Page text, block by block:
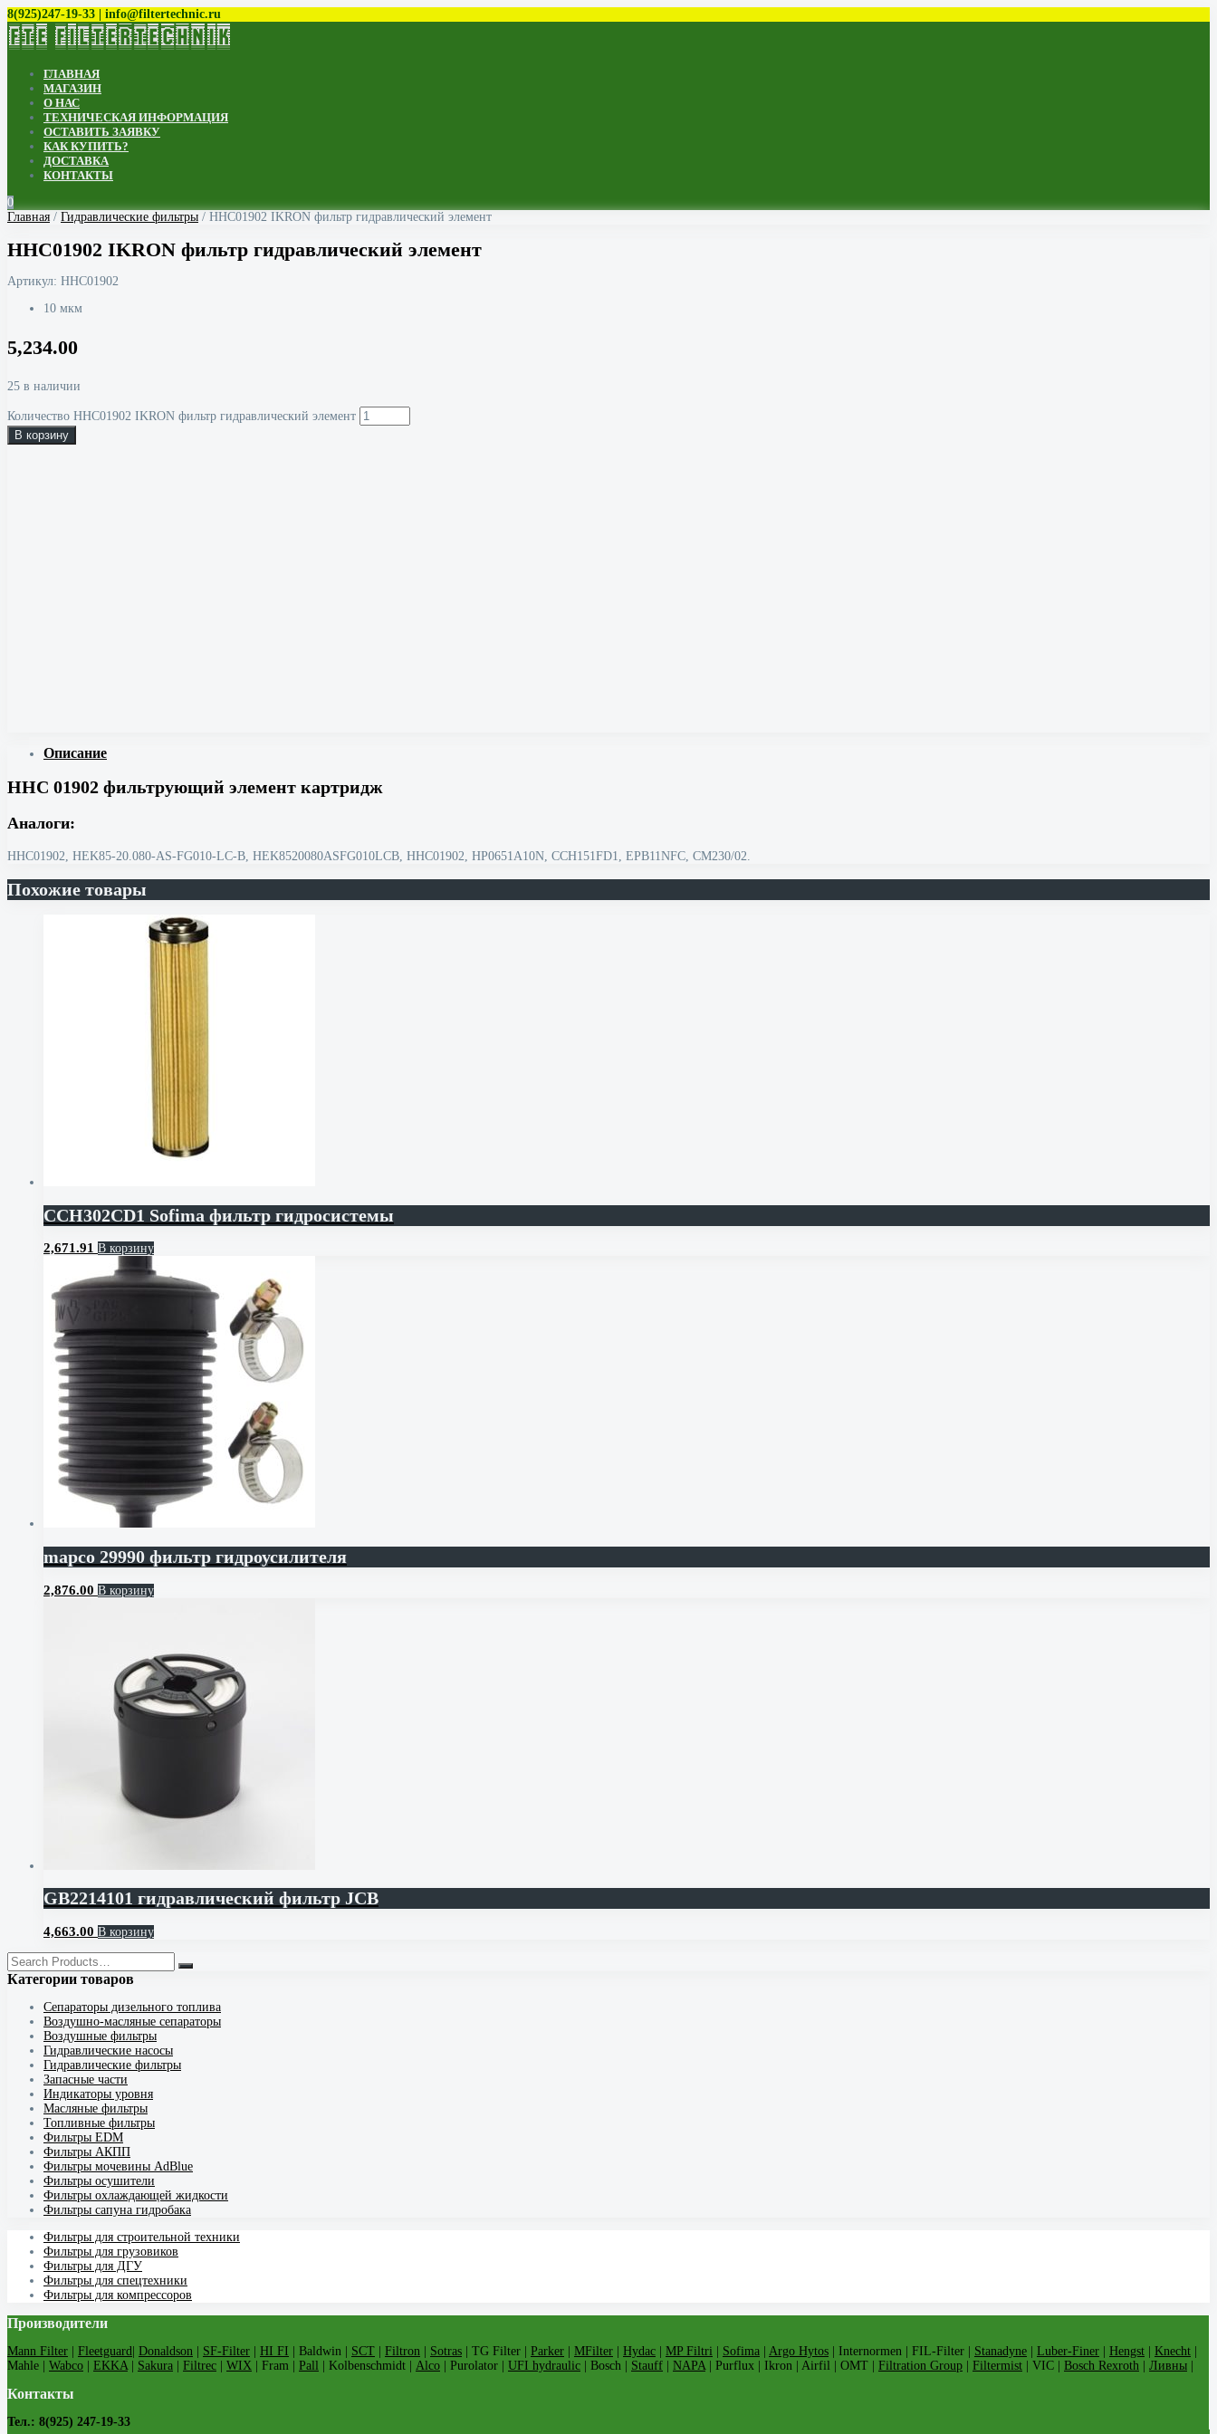
8(925)247-19-33 | info@filtertechnic.ru
ГЛАВНАЯ
МАГАЗИН
О НАС
ТЕХНИЧЕСКАЯ ИНФОРМАЦИЯ
ОСТАВИТЬ ЗАЯВКУ
КАК КУПИТЬ?
ДОСТАВКА
КОНТАКТЫ
0
Главная / Гидравлические фильтры / HHC01902 IKRON фильтр гидравлический элемент
HHC01902 IKRON фильтр гидравлический элемент
Артикул: HHC01902
10 мкм
5,234.00
25 в наличии
Количество HHC01902 IKRON фильтр гидравлический элемент
В корзину
Описание
HHC 01902 фильтрующий элемент картридж
Аналоги:
HHC01902, HEK85-20.080-AS-FG010-LC-B, HEK8520080ASFG010LCB, ННС01902, HP0651A10N, CCH151FD1, EPB11NFC, CM230/02.
Похожие товары
CCH302CD1 Sofima фильтр гидросистемы
2,671.91 В корзину
mapco 29990 фильтр гидроусилителя
2,876.00 В корзину
GB2214101 гидравлический фильтр JCB
4,663.00 В корзину
Категории товаров
Cепараторы дизельного топлива
Воздушно-масляные сепараторы
Воздушные фильтры
Гидравлические насосы
Гидравлические фильтры
Запасные части
Индикаторы уровня
Масляные фильтры
Топливные фильтры
Фильтры EDM
Фильтры АКПП
Фильтры мочевины AdBlue
Фильтры осушители
Фильтры охлаждающей жидкости
Фильтры сапуна гидробака
Фильтры для строительной техники
Фильтры для грузовиков
Фильтры для ДГУ
Фильтры для спецтехники
Фильтры для компрессоров
Производители
Mann Filter Fleetguard Donaldson SF-Filter HI FI | Baldwin | SCT Filtron Sotras | TG Filter | Parker MFilter Hydac MP Filtri Sofima Argo Hytos | Internormen | FIL-Filter | Stanadyne Luber-Finer Hengst Knecht
Mahle | Wabco EKKA Sakura Filtrec WIX | Fram | Pall | Kolbenschmidt | Alco | Purolator | UFI hydraulic | Bosch | Stauff NAPA | Purflux | Ikron | Airfil | OMT | Filtration Group Filtermist | VIC | Bosch Rexroth Ливны
Контакты
Тел.: 8(925) 247-19-33